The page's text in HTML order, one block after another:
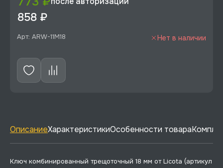
858 ₽
Арт: ARW-11M18 Нет в наличии
ОписаниеХарактеристикиОсобенности товара
Ключ комбинированный трещоточный 18 мм от Licota (артикул